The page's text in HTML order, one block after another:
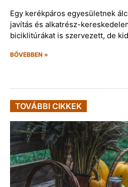
Egy kerékpáros egyesületnek
javítás és alkatrész-
biciklitúrákat is szervezett, de
BŐVEBBEN »
TOVÁBBI CIKKEK